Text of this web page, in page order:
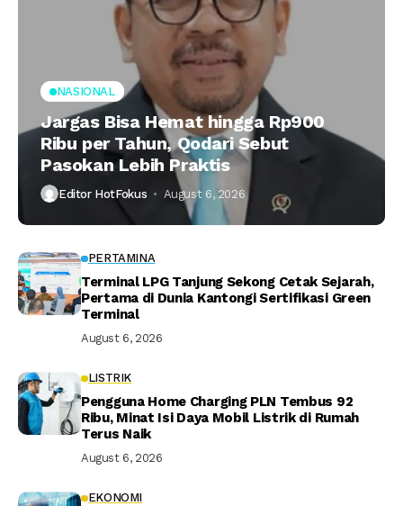
NASIONAL
Jargas Bisa Hemat hingga Rp900
Ribu per Tahun, Qodari Sebut
Pasokan Lebih Praktis
Editor HotFokus August 6, 2026
PERTAMINA
Terminal LPG Tanjung Sekong Cetak Sejarah,
Pertama di Dunia Kantongi Sertifikasi Green
Terminal
August 6, 2026
LISTRIK
Pengguna Home Charging PLN Tembus 92
Ribu, Minat Isi Daya Mobil Listrik di Rumah
Terus Naik
August 6, 2026
EKONOMI